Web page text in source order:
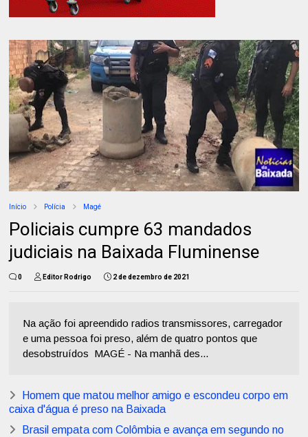
Início Polícia Magé
Policiais cumpre 63 mandados
judiciais na Baixada Fluminense
0 Editor Rodrigo 2 de dezembro de 2021
Na ação foi apreendido radios transmissores, carregador
e uma pessoa foi preso, além de quatro pontos que
desobstruídos MAGÉ - Na manhã des...
Homem que matou melhor amigo e escondeu corpo em
caixa d'água é preso na Baixada
Brasil empata com Colômbia e avança em segundo no